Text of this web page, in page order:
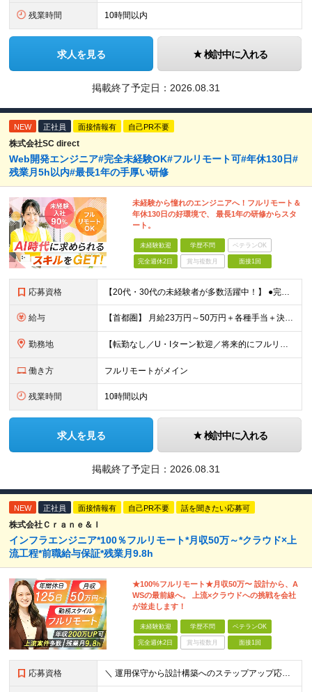
残業時間 10時間以内
求人を見る 検討中に入れる
掲載終了予定日： 2026.08.31
NEW 正社員 面接情報有 自己PR不要
株式会社SC direct
Web開発エンジニア#完全未経験OK#フルリモート可#年休130日#
残業月5h以内#最長1年の手厚い研修
未経験から憧れのエンジニアへ！フルリモート＆
年休130日の好環境で、 最長1年の研修からスタ
ート。
未経験歓迎 学歴不問 ベテランOK
完全週休2日 賞与複数月 面接1回
応募資格 【20代・30代の未経験者が多数活躍中！】 ●完全未経験、第二新卒、既卒、フリーターの方大歓迎！ ●学歴・職歴・転職回数・ブランク一切不問 ※34歳までの方（若年層の長期キャリア形成を図るため） ★
給与 【首都圏】 月給23万円～50万円＋各種手当＋決算賞与 【大阪】 月給22万円～50万円＋各種手当＋決算賞与 【愛知】 月給21.5万円～50万円＋各種手当＋決算賞与 【福岡・宮城】 月給20万
勤務地 【転勤なし／U・Iターン歓迎／将来的にフルリモートOK】 本社（新宿区）、大阪支店、名古屋支店または東京都・神奈川県・千葉県・埼玉県・愛知県・大阪府・福岡県をはじめ、全国のプロジェクト先 ※ご希望を
働き方 フルリモートがメイン
残業時間 10時間以内
求人を見る 検討中に入れる
掲載終了予定日： 2026.08.31
NEW 正社員 面接情報有 自己PR不要 話を聞きたい応募可
株式会社Ｃｒａｎｅ＆Ｉ
インフラエンジニア*100％フルリモート*月収50万～*クラウド×上
流工程*前職給与保証*残業月9.8h
★100%フルリモート★月収50万〜 設計から、A
WSの最前線へ。 上流×クラウドへの挑戦を会社
が並走します！
未経験歓迎 学歴不問 ベテランOK
完全週休2日 賞与複数月 面接1回
応募資格 ＼ 運用保守から設計構築へのステップアップ応援！ ／ ★学歴・分野不問（運用保守経験のみでも歓迎） ★「設計・構築に挑戦したい」「市場価値を高めたい」という意欲を重視！ ┗豊富な案件（SIer直下など